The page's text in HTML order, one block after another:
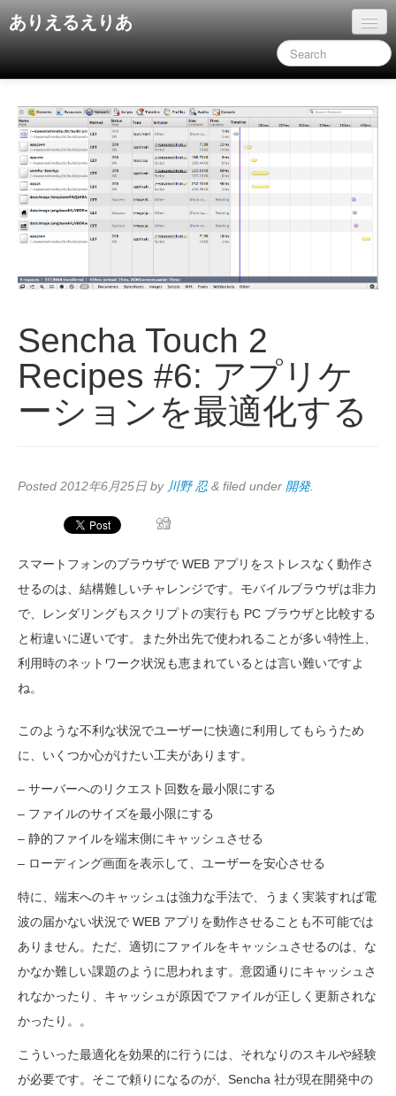
ありえるえりあ
旧コンテンツ
Sencha Touch 2
Recipes #6: アプリケ
ーションを最適化する
Posted 2012年6月25日 by 川野 忍 & filed under 開発.
スマートフォンのブラウザで WEB アプリをストレスなく動作さ
せるのは、結構難しいチャレンジです。モバイルブラウザは非力
で、レンダリングもスクリプトの実行も PC ブラウザと比較する
と桁違いに遅いです。また外出先で使われることが多い特性上、
利用時のネットワーク状況も恵まれているとは言い難いですよ
ね。
このような不利な状況でユーザーに快適に利用してもらうため
に、いくつか心がけたい工夫があります。
– サーバーへのリクエスト回数を最小限にする
– ファイルのサイズを最小限にする
– 静的ファイルを端末側にキャッシュさせる
– ローディング画面を表示して、ユーザーを安心させる
特に、端末へのキャッシュは強力な手法で、うまく実装すれば電
波の届かない状況で WEB アプリを動作させることも不可能では
ありません。ただ、適切にファイルをキャッシュさせるのは、な
かなか難しい課題のように思われます。意図通りにキャッシュさ
れなかったり、キャッシュが原因でファイルが正しく更新されな
かったり。。
こういった最適化を効果的に行うには、それなりのスキルや経験
が必要です。そこで頼りになるのが、Sencha 社が現在開発中の